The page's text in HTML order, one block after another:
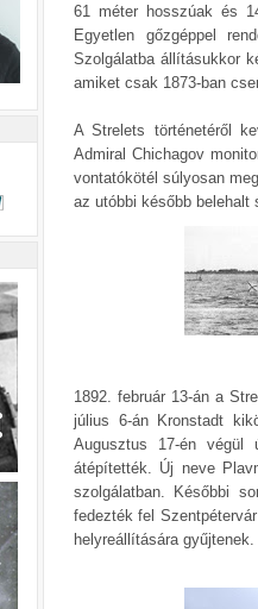
61 méter hosszúak és
Egyetlen gőzgéppel
Szolgálatba állításukkor
amiket csak 1873-ban
A Strelets történetéről
Admiral Chichagov
vontatókötél súlyosan
az utóbbi később belehalt
1892. február 13-án a
július 6-án Kronstadt
Augusztus 17-én végül
átépítették. Új neve
szolgálatban. Későbbi
fedezték fel
helyreállítására gyűjtenek.